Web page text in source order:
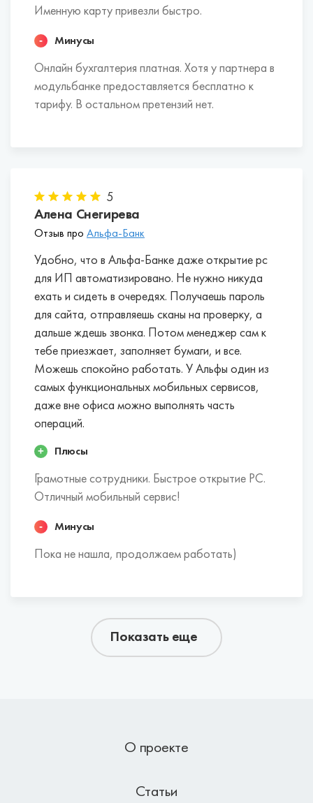
Именную карту привезли быстро.
Минусы
Онлайн бухгалтерия платная. Хотя у партнера в
модульбанке предоставляется бесплатно к
тарифу. В остальном претензий нет.
5
Алена Снегирева
Отзыв про Альфа-Банк
Удобно, что в Альфа-Банке даже открытие рс
для ИП автоматизировано. Не нужно никуда
ехать и сидеть в очередях. Получаешь пароль
для сайта, отправляешь сканы на проверку, а
дальше ждешь звонка. Потом менеджер сам к
тебе приезжает, заполняет бумаги, и все.
Можешь спокойно работать. У Альфы один из
самых функциональных мобильных сервисов,
даже вне офиса можно выполнять часть
операций.
Плюсы
Грамотные сотрудники. Быстрое открытие РС.
Отличный мобильный сервис!
Минусы
Пока не нашла, продолжаем работать)
Показать еще
О проекте
Статьи